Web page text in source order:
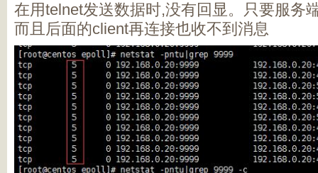
在用telnet发送数据时,没有回显。只要服务
而且后面的client再连接也收不到消息